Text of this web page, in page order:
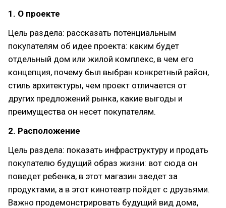
1. О проекте
Цель раздела: рассказать потенциальным
покупателям об идее проекта: каким будет
отдельный дом или жилой комплекс, в чем его
концепция, почему был выбран конкретный район,
стиль архитектуры, чем проект отличается от
других предложений рынка, какие выгоды и
преимущества он несет покупателям.
2. Расположение
Цель раздела: показать инфраструктуру и продать
покупателю будущий образ жизни: вот сюда он
поведет ребенка, в этот магазин заедет за
продуктами, а в этот кинотеатр пойдет с друзьями.
Важно продемонстрировать будущий вид дома,